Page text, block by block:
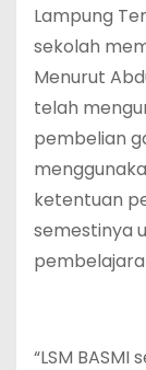
Lampung
sekolah
Menurut
telah
pembelian
ketentuan
semestinya
“LSM